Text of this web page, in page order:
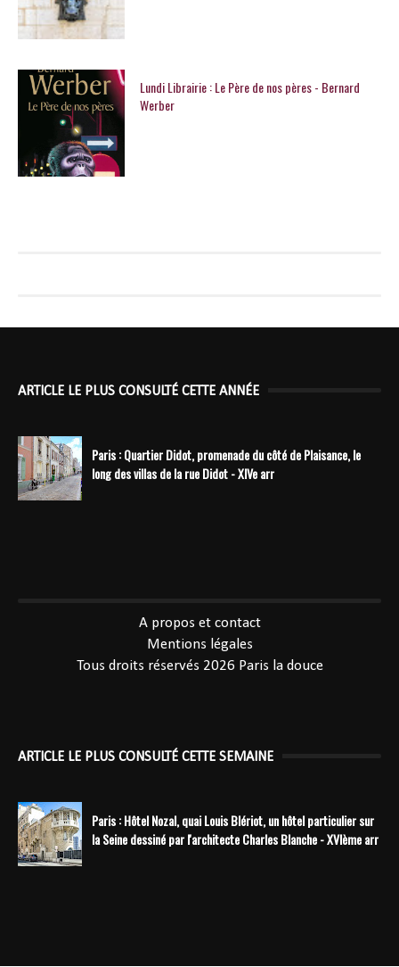
Lundi Librairie : Le Père de nos pères - Bernard
Werber
ARTICLE LE PLUS CONSULTÉ CETTE ANNÉE
Paris : Quartier Didot, promenade du côté de Plaisance, le
long des villas de la rue Didot - XIVe arr
A propos et contact
Mentions légales
Tous droits réservés 2026 Paris la douce
ARTICLE LE PLUS CONSULTÉ CETTE SEMAINE
Paris : Hôtel Nozal, quai Louis Blériot, un hôtel particulier sur
la Seine dessiné par l'architecte Charles Blanche - XVIème arr